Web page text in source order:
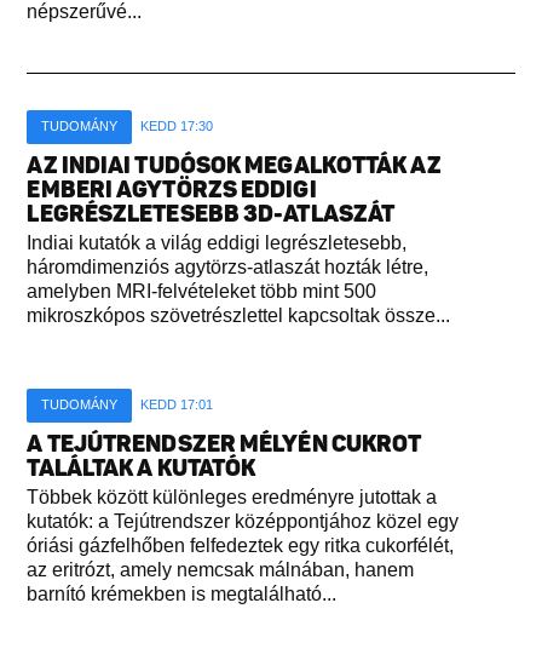
népszerűvé...
TUDOMÁNY KEDD 17:30
AZ INDIAI TUDÓSOK MEGALKOTTÁK AZ
EMBERI AGYTÖRZS EDDIGI
LEGRÉSZLETESEBB 3D-ATLASZÁT
Indiai kutatók a világ eddigi legrészletesebb,
háromdimenziós agytörzs-atlaszát hozták létre,
amelyben MRI-felvételeket több mint 500
mikroszkópos szövetrészlettel kapcsoltak össze...
TUDOMÁNY KEDD 17:01
A TEJÚTRENDSZER MÉLYÉN CUKROT
TALÁLTAK A KUTATÓK
Többek között különleges eredményre jutottak a
kutatók: a Tejútrendszer középpontjához közel egy
óriási gázfelhőben felfedeztek egy ritka cukorfélét,
az eritrózt, amely nemcsak málnában, hanem
barnító krémekben is megtalálható...